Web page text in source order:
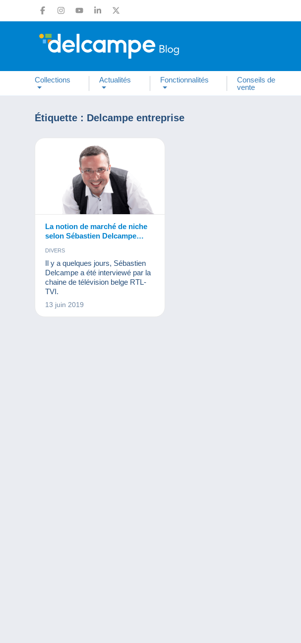
Collections Actualités Fonctionnalités
Conseils de
vente
Étiquette : Delcampe entreprise
La notion de marché de niche
selon Sébastien Delcampe…
DIVERS
Il y a quelques jours, Sébastien
Delcampe a été interviewé par la
chaine de télévision belge RTL-
TVI.
13 juin 2019